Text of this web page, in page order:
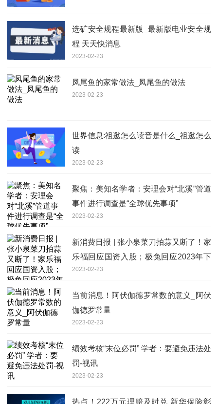
选矿安全规程最新版_最新版电业安全规
程 天天快消息
2023-02-23
凤尾鱼的家常做法_凤尾鱼的做法
2023-02-23
世界信息:祖逖怎么读音是什么_祖逖怎么
读
2023-02-23
聚焦：美知名学者：安理会对“北溪”管道
事件进行调查是“全球优先事项”
2023-02-23
新消费日报 | 张小泉菜刀拍蒜又断了！家
乐福回应国资入股；极兔回应2023年下
半年上市传闻……
2023-02-23
当前消息！阿伏伽德罗常数的意义_阿伏
伽德罗常量
2023-02-23
绩效考核“末位必罚” 学者：要避免违法处
罚-视讯
2023-02-23
热点！222万元理赔及时兑 新华保险彰